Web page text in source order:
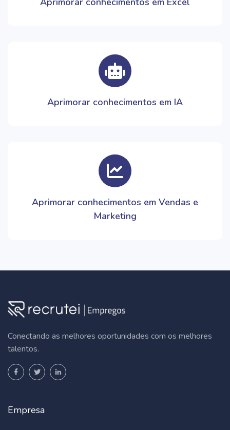
Aprimorar conhecimentos em IA
Aprimorar conhecimentos em Vendas e
Marketing
Conectando as melhores oportunidades com os melhores
talentos.
Empresa